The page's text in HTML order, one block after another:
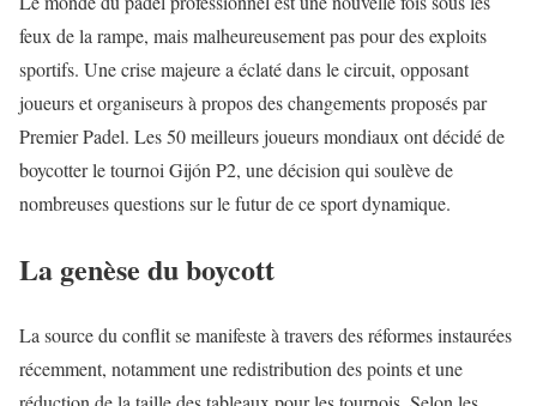
feux de la rampe, mais malheureusement pas pour des exploits
sportifs. Une crise majeure a éclaté dans le circuit, opposant
joueurs et organiseurs à propos des changements proposés par
Premier Padel. Les 50 meilleurs joueurs mondiaux ont décidé de
boycotter le tournoi Gijón P2, une décision qui soulève de
nombreuses questions sur le futur de ce sport dynamique.
La genèse du boycott
La source du conflit se manifeste à travers des réformes instaurées
récemment, notamment une redistribution des points et une